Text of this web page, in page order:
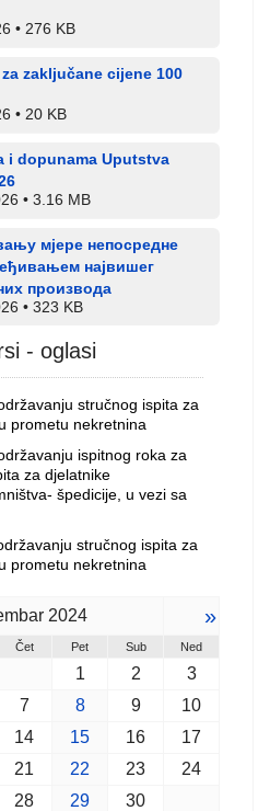
276 KB
zaključane cijene 100
20 KB
i dopunama Uputstva
3.16 MB
мјере непосредне
највишег
производа
323 KB
- oglasi
stručnog ispita za
prometu nekretnina
ispitnog roka za
za djelatnike
špedicije, u vezi sa
stručnog ispita za
prometu nekretnina
2024 »
Čet Pet Sub Ned
1 2
3
7 8 9
10
14 15 16
17
21 22 23
24
28 29 30